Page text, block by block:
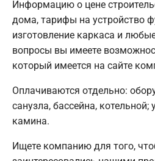
Информацию о цене
дома, тарифы на устройство
изготовление каркаса и
вопросы вы имеете
который имеется на сайте
Оплачиваются отдельно:
санузла, бассейна, котельной;
камина.
Ищете компанию для того,